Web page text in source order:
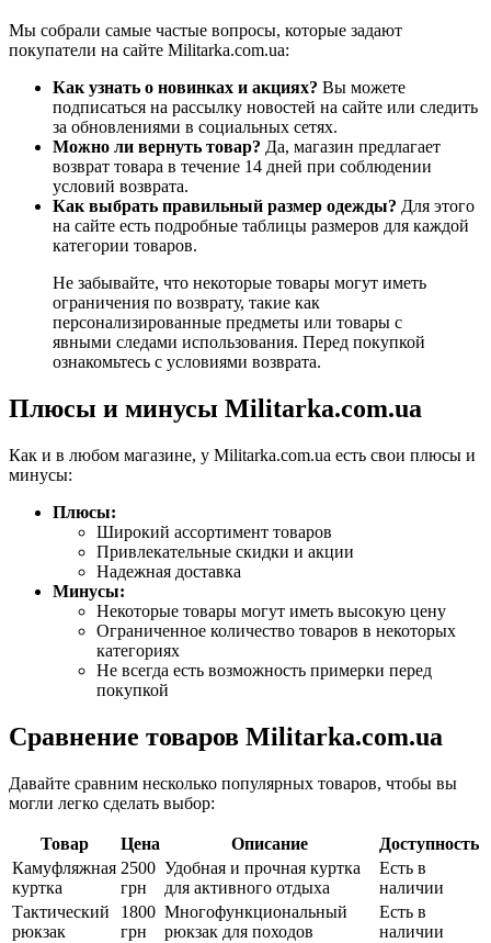
Мы собрали самые частые вопросы, которые задают
покупатели на сайте Militarka.com.ua:
Как узнать о новинках и акциях? Вы можете
подписаться на рассылку новостей на сайте или следить
за обновлениями в социальных сетях.
Можно ли вернуть товар? Да, магазин предлагает
возврат товара в течение 14 дней при соблюдении
условий возврата.
Как выбрать правильный размер одежды? Для этого
на сайте есть подробные таблицы размеров для каждой
категории товаров.
Не забывайте, что некоторые товары могут иметь
ограничения по возврату, такие как
персонализированные предметы или товары с
явными следами использования. Перед покупкой
ознакомьтесь с условиями возврата.
Плюсы и минусы Militarka.com.ua
Как и в любом магазине, у Militarka.com.ua есть свои плюсы и
минусы:
Плюсы:
Широкий ассортимент товаров
Привлекательные скидки и акции
Надежная доставка
Минусы:
Некоторые товары могут иметь высокую цену
Ограниченное количество товаров в некоторых
категориях
Не всегда есть возможность примерки перед
покупкой
Сравнение товаров Militarka.com.ua
Давайте сравним несколько популярных товаров, чтобы вы
могли легко сделать выбор:
Товар Цена Описание
Доступность
Камуфляжная
куртка
2500
грн
Удобная и прочная куртка
для активного отдыха
Есть в
наличии
Тактический
рюкзак
1800
грн
Многофункциональный
рюкзак для походов
Есть в
наличии